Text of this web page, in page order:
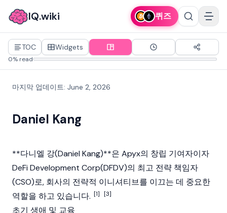
IQ.wiki 퀴즈
TOC Widgets
0% read
마지막 업데이트: June 2, 2026
Daniel Kang
**다니엘 강(Daniel Kang)**은 Apyx의 창립 기여자이자
DeFi Development Corp(DFDV)의 최고 전략 책임자
(CSO)로, 회사의 전략적 이니셔티브를 이끄는 데 중요한
역할을 하고 있습니다. [1] [3]
초기 생애 및 교육